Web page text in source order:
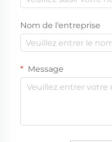
Nom de l'entreprise
Message